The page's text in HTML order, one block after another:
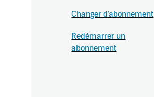
Changer d’abonnement
Redémarrer un
abonnement